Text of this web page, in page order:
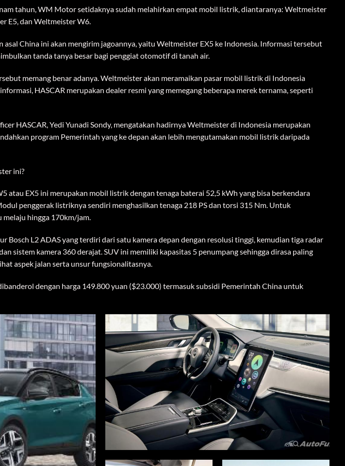
asal China ini akan mengirim jagoannya, yaitu Weltmeister EX5 ke Indonesia. Informasi tersebut
tanda tanya besar bagi penggiat otomotif di tanah air.
memang benar adanya. Weltmeister akan meramaikan pasar mobil listrik di Indonesia
HASCAR merupakan dealer resmi yang memegang beberapa merek ternama, seperti
HASCAR, Yedi Yunadi Sondy, mengatakan hadirnya Weltmeister di Indonesia merupakan
program Pemerintah yang ke depan akan lebih mengutamakan mobil listrik daripada
ini?
penggerak listriknya sendiri menghasilkan tenaga 218 PS dan torsi 315 Nm. Untuk
hingga 170km/jam.
Bosch L2 ADAS yang terdiri dari satu kamera depan dengan resolusi tinggi, kemudian tiga radar
sistem kamera 360 derajat. SUV ini memiliki kapasitas 5 penumpang sehingga dirasa paling
aspek jalan serta unsur fungsionalitasnya.
dengan harga 149.800 yuan ($23.000) termasuk subsidi Pemerintah China untuk